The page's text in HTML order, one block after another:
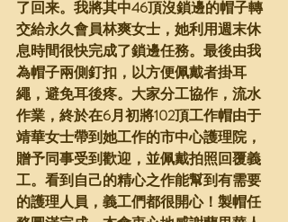
了回来。我將其中46頂沒鎖邊的帽子轉
交給永久會員林爽女士，她利用週末休
息時間很快完成了鎖邊任務。最後由我
為帽子兩側釘扣，以方便佩戴者掛耳
繩，避免耳後疼。大家分工協作，流水
作業，終於在6月初將102頂工作帽由于
靖華女士帶到她工作的市中心護理院，
贈予同事受到歡迎，並佩戴拍照回覆義
工。看到自己的精心之作能幫到有需要
的護理人員，義工們都很開心！製帽任